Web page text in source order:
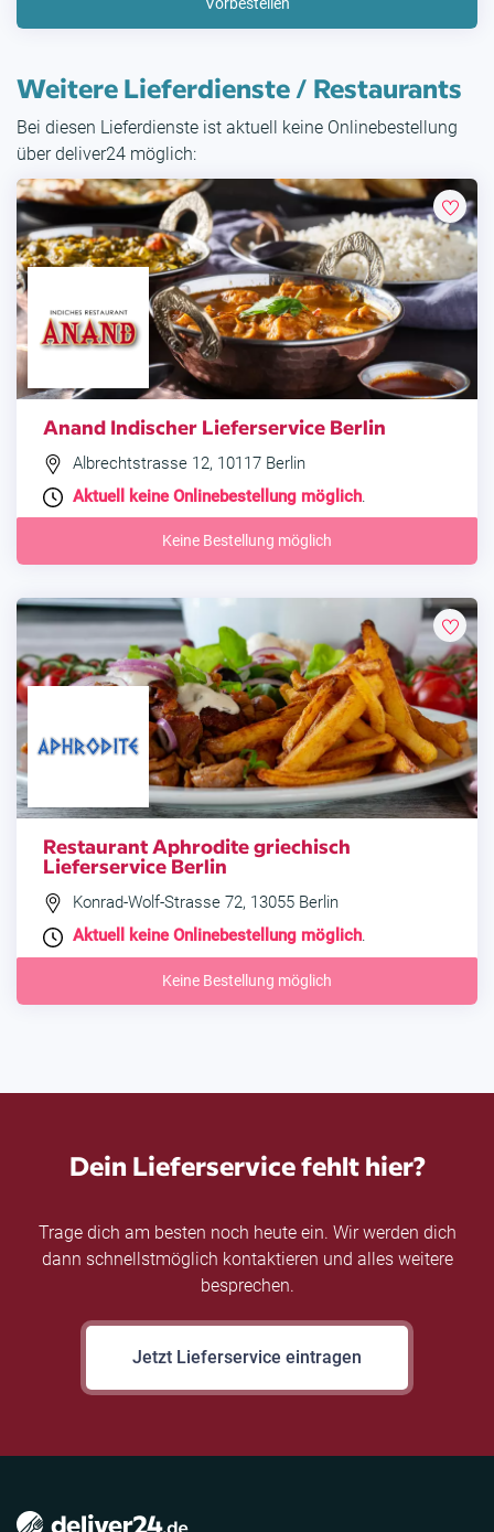
Vorbestellen
Weitere Lieferdienste / Restaurants
Bei diesen Lieferdienste ist aktuell keine Onlinebestellung
über deliver24 möglich:
Anand Indischer Lieferservice Berlin
Albrechtstrasse 12, 10117 Berlin
Aktuell keine Onlinebestellung möglich.
Keine Bestellung möglich
Restaurant Aphrodite griechisch
Lieferservice Berlin
Konrad-Wolf-Strasse 72, 13055 Berlin
Aktuell keine Onlinebestellung möglich.
Keine Bestellung möglich
Dein Lieferservice fehlt hier?
Trage dich am besten noch heute ein. Wir werden dich
dann schnellstmöglich kontaktieren und alles weitere
besprechen.
Jetzt Lieferservice eintragen